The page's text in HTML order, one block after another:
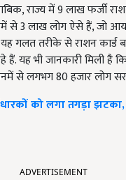
राज्य में 9 लाख फर्जी
से 3 लाख लोग ऐसे हैं, जो
गलत तरीके से राशन कार्ड
हैं. यह भी जानकारी मिली है
से लगभग 80 हजार लोग
को लगा तगड़ा
ADVERTISEMENT